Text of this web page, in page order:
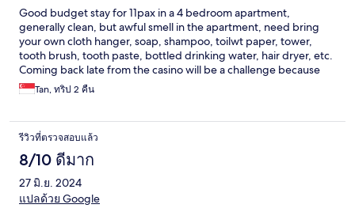
Good budget stay for 11pax in a 4 bedroom apartment,
generally clean, but awful smell in the apartment, need bring
your own cloth hanger, soap, shampoo, toilwt paper, tower,
tooth brush, tooth paste, bottled drinking water, hair dryer, etc.
Coming back late from the casino will be a challenge because
need torch light, plus point parking is free.
Tan, ทริป 2 คืน
รีวิวที่ตรวจสอบแล้ว
8/10 ดีมาก
27 มิ.ย. 2024
แปลด้วย Google